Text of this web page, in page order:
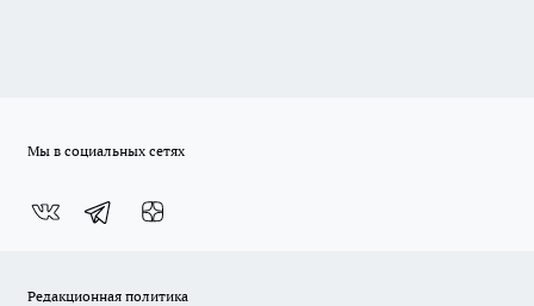
Мы в социальных сетях
Редакционная политика